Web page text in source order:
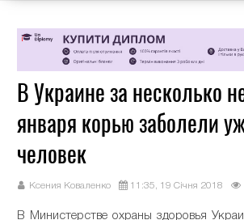
В Украине за несколько
января корью заболели
человек
Ксения Коваленко 11:35, 19 Січня 2018
В Министерстве охраны здоровья